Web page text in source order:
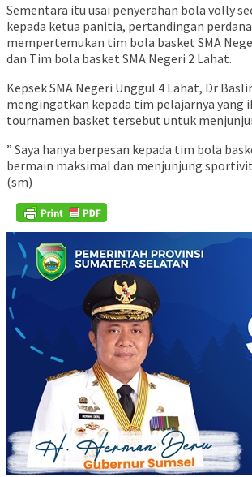
Sementara itu usai penyerahan bola volly
kepada ketua panitia, pertandingan
mempertemukan tim bola basket SMA
dan Tim bola basket SMA Negeri 2 Lahat.
Kepsek SMA Negeri Unggul 4 Lahat, Dr
mengingatkan kepada tim pelajarnya yang
tournamen basket tersebut untuk
” Saya hanya berpesan kepada tim bola
bermain maksimal dan menjunjung
(sm)